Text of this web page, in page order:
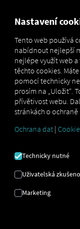
Marketplace
NIC-
GmbH? Pak
platformě RIO
Nastavení
Tento web používá
nabídnout nejlepší
nejlépe využít web
těchto cookies.
pomocí technicky
prosím na „Uložit“.
přívětivost webu.
stránkách o
Ochrana dat |
Technicky nutné
Uživatelská
Marketing